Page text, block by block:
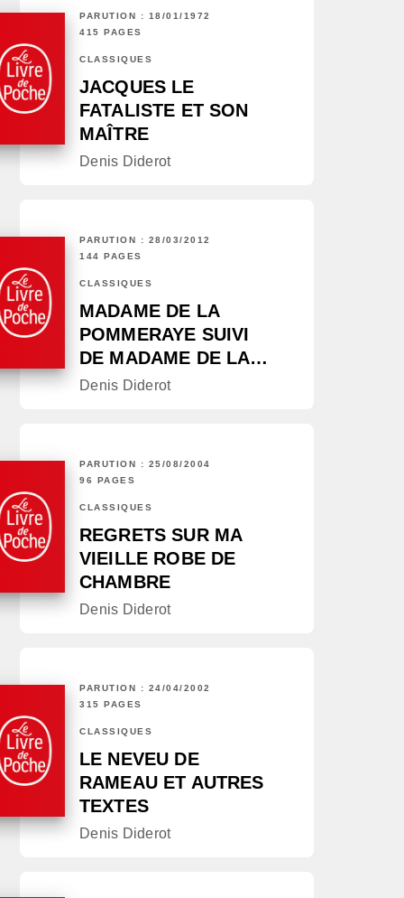
PARUTION : 18/01/1972
415 PAGES
CLASSIQUES
JACQUES LE
FATALISTE ET SON
MAÎTRE
Denis Diderot
PARUTION : 28/03/2012
144 PAGES
CLASSIQUES
MADAME DE LA
POMMERAYE SUIVI
DE MADAME DE LA…
Denis Diderot
PARUTION : 25/08/2004
96 PAGES
CLASSIQUES
REGRETS SUR MA
VIEILLE ROBE DE
CHAMBRE
Denis Diderot
PARUTION : 24/04/2002
315 PAGES
CLASSIQUES
LE NEVEU DE
RAMEAU ET AUTRES
TEXTES
Denis Diderot